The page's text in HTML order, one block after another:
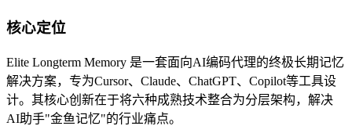
核心定位
Elite Longterm Memory 是一套面向AI编码代理的终极长期记忆
解决方案，专为Cursor、Claude、ChatGPT、Copilot等工具设
计。其核心创新在于将六种成熟技术整合为分层架构，解决
AI助手"金鱼记忆"的行业痛点。